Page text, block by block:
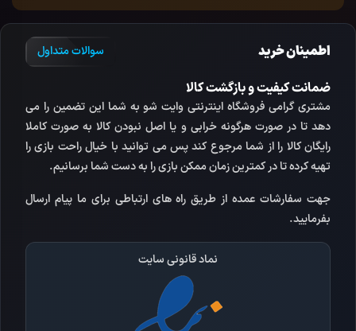
اطمینان خرید سوالات متداول
ضمانت کیفیت و بازگشت کالا
مشتری گرامی فروشگاه اینترنتی وایت شو به شما این تضمین را می
دهد تا در صورت هرگونه خرابی و یا اصل نبودن کالا به صورت کاملا
رایگان کالا را از شما مرجوع کند پس می توانید با خیال راحت بازی را
تهیه کرده تا در کمترین زمان ممکن بازی را به دست شما برسانیم.
جهت سفارشات عمده از طریق راه های ارتباطی برای ما پیام ارسال
بفرمایید.
نماد قانونی سایت